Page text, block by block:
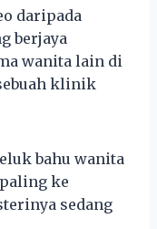
daripada
berjaya
wanita lain di
klinik
bahu wanita
ke
sedang